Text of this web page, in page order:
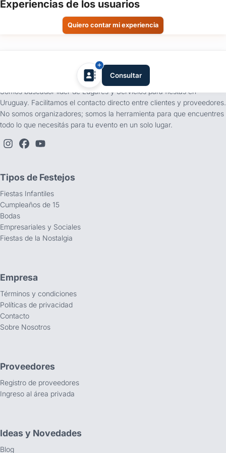
Experiencias de los usuarios
Quiero contar mi experiencia
del
Enviar consulta
Consultar
Somos buscador líder de Lugares y Servicios para fiestas en
Uruguay. Facilitamos el contacto directo entre clientes y proveedores.
No somos organizadores; somos la herramienta para que encuentres
todo lo que necesitás para tu evento en un solo lugar.
Tipos de Festejos
Fiestas Infantiles
Cumpleaños de 15
Bodas
Empresariales y Sociales
Fiestas de la Nostalgia
Empresa
Términos y condiciones
Políticas de privacidad
Contacto
Sobre Nosotros
Proveedores
Registro de proveedores
Ingreso al área privada
Ideas y Novedades
Blog